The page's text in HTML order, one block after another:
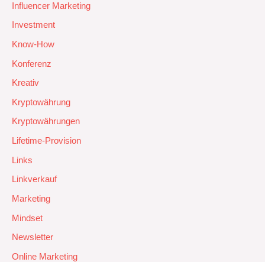
Influencer Marketing
Investment
Know-How
Konferenz
Kreativ
Kryptowährung
Kryptowährungen
Lifetime-Provision
Links
Linkverkauf
Marketing
Mindset
Newsletter
Online Marketing